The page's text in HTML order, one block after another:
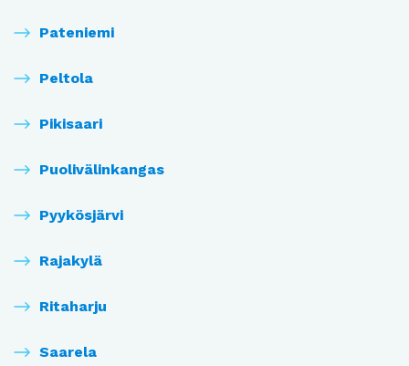
Pateniemi
Peltola
Pikisaari
Puolivälinkangas
Pyykösjärvi
Rajakylä
Ritaharju
Saarela